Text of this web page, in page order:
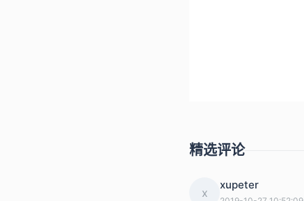
精选评论
x
xupeter